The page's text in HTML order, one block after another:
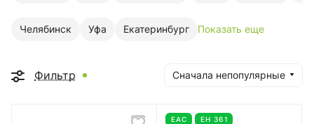
Челябинск Уфа Екатеринбург Показать еще
Фильтр Сначала непопулярные
EAC ЕН 361